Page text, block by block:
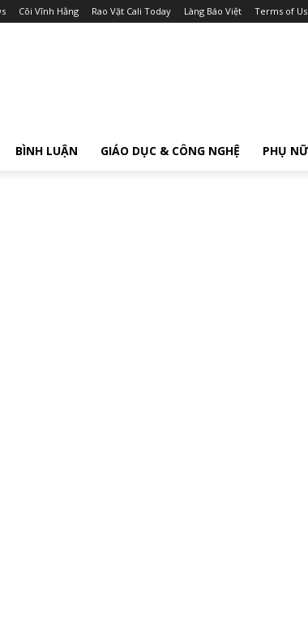
Cõi Vĩnh Hằng Rao Vặt Cali Today Làng Báo Việt Terms of
BÌNH LUẬN GIÁO DỤC & CÔNG NGHỆ PHỤ NỮ